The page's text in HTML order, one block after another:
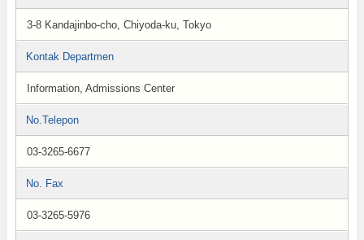
3-8 Kandajinbo-cho, Chiyoda-ku, Tokyo
Kontak Departmen
Information, Admissions Center
No.Telepon
03-3265-6677
No. Fax
03-3265-5976